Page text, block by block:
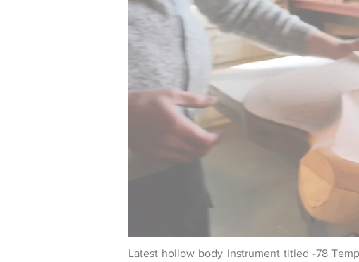
Latest hollow body instrument titled -78